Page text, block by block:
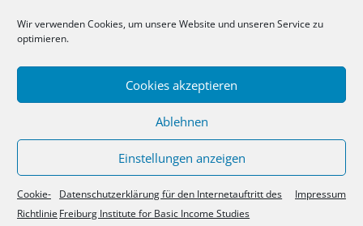
Wir verwenden Cookies, um unsere Website und unseren Service zu
optimieren.
Cookies akzeptieren
Ablehnen
Einstellungen anzeigen
Cookie-
Richtlinie
Datenschutzerklärung für den Internetauftritt des
Freiburg Institute for Basic Income Studies
Impressum
Impressum
Cookie-Richtlinie